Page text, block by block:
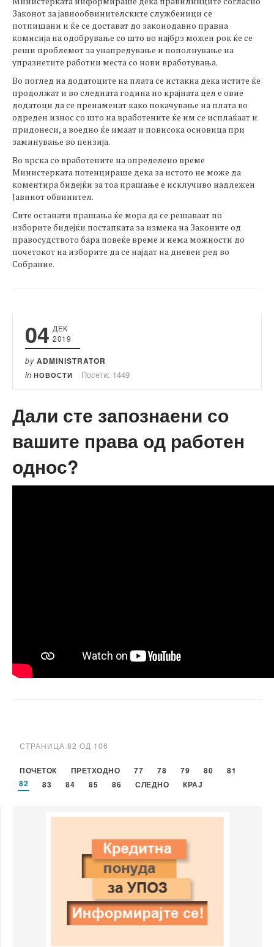
Законот за јавнообвинителските службеници се
потпишани и ќе се достават до законодавно правна
комисија на одобрување со што во најбрз можен рок ќе се
реши проблемот за унапредување и пополнување на
упразнетите работни места со нови вработувања.
Во поглед на додатоците на плата се истакна дека истите ќе
продолжат и во следната година но крајната цел е овие
додатоци да се пренаменат како покачување на плата во
одреден износ со што на вработените ќе им се исплаќаат и
придонеси, а воедно ќе имаат и повисока основица при
заминување во пензија.
Во врска со вработените на определено време
Министерката потенцираше дека за истото не може да
коментира бидејќи за тоа прашање е исклучиво надлежен
Јавниот обвинител.
Сите останати прашања ќе мора да се решаваат по
изборите бидејќи постапката за измена на Законите од
правосудството бара повеќе време и нема можности до
почетокот на изборите да се најдат на дневен ред во
Собрание.
04 ДЕК
2019
by ADMINISTRATOR
in НОВОСТИ Посети: 1449
Дали сте запознаени со
вашите права од работен
однос?
СТРАНИЦА 82 ОД 106
ПОЧЕТОК ПРЕТХОДНО 77 78 79 80
81
82
83 84 85 86 СЛЕДНО КРАЈ